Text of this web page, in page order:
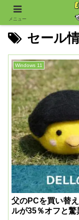
セール
Windows 11
父のPCを買い替
ルが35％オフと驚
メニュー